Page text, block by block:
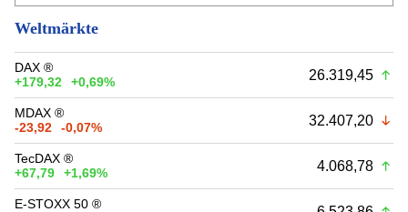
Weltmärkte
DAX ®
+179,32
+0,69% 26.319,45
MDAX ®
-23,92
-0,07% 32.407,20
TecDAX ®
+67,79
+1,69% 4.068,78
E-STOXX 50 ®